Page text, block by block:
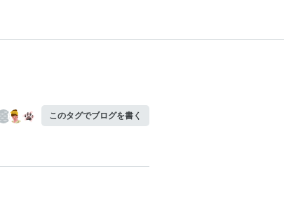
このタグでブログを書く